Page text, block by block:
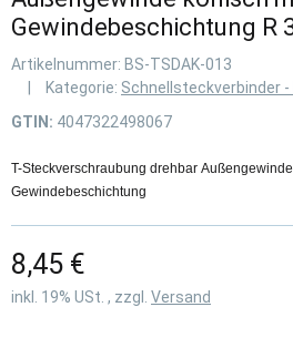
Gewindebeschichtung R
Artikelnummer: BS-TSDAK-013
Kategorie: Schnellsteckverbinder -
GTIN: 4047322498067
T-Steckverschraubung drehbar
Gewindebeschichtung
8,45 €
inkl. 19% USt. , zzgl. Versand